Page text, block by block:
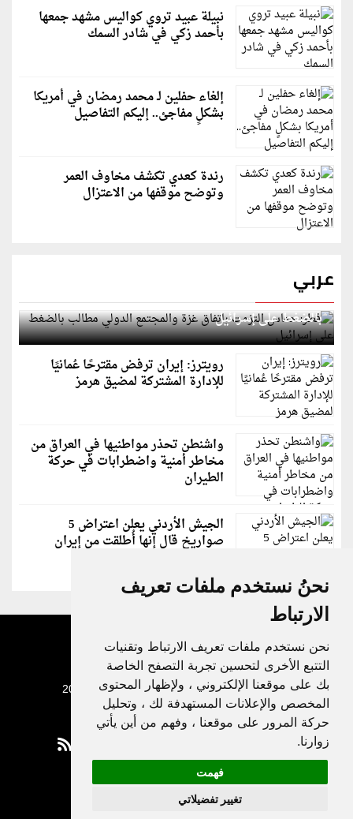
نحنُ نستخدم ملفات تعريف
الارتباط
نحن نستخدم ملفات تعريف الارتباط وتقنيات
التتبع الأخرى لتحسين تجربة التصفح الخاصة
بك على موقعنا الإلكتروني ، ولإظهار المحتوى
المخصص والإعلانات المستهدفة لك ، وتحليل
حركة المرور على موقعنا ، وفهم من أين يأتي
زوارنا.
فهمت
تغيير تفضيلاتي
نبيلة عبيد تروي كواليس مشهد جمعها
بأحمد زكي في شادر السمك
إلغاء حفلين لـ محمد رمضان في أمريكا
بشكلٍ مفاجئ.. إليكم التفاصيل
رندة كعدي تكشف مخاوف العمر
وتوضح موقفها من الاعتزال
عربي
قطر: حماس التزمت باتفاق غزة والمجتمع الدولي مطالب
بالضغط على إسرائيل
رويترز: إيران ترفض مقترحًا عُمانيًا
للإدارة المشتركة لمضيق هرمز
واشنطن تحذر مواطنيها في العراق من
مخاطر أمنية واضطرابات في حركة
الطيران
الجيش الأردني يعلن اعتراض 5
صواريخ قال إنها أُطلقت من إيران
جميع الحقوق محفوظة لدنيا الوطن © 2003 - 2022
Privacy Policy